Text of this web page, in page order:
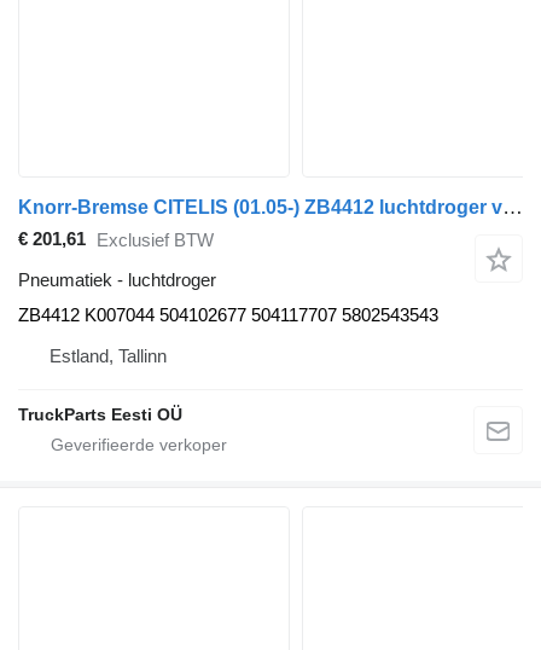
Knorr-Bremse CITELIS (01.05-) ZB4412 luchtdroger voor Irisbus Access, Evadys, Axer, Karosa, Recreo, Domino, Agora, Citelis, Eurorider (1999-)
€ 201,61 Exclusief BTW
Pneumatiek - luchtdroger
ZB4412 K007044 504102677 504117707 5802543543
Estland, Tallinn
TruckParts Eesti OÜ